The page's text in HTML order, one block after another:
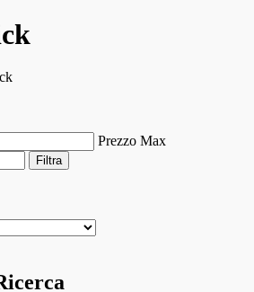
Prezzo Max
Filtra